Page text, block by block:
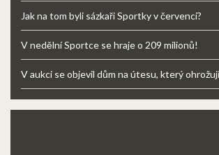
Jak na tom byli sázkaři Sportky v červenci?
V nedělní Sportce se hraje o 209 milionů!
V aukci se objevil dům na útesu, který